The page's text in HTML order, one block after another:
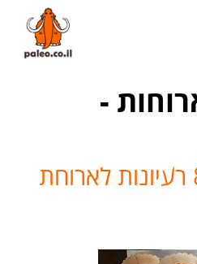
-
הפסקת עשר: 8 רעיונות לארוחת